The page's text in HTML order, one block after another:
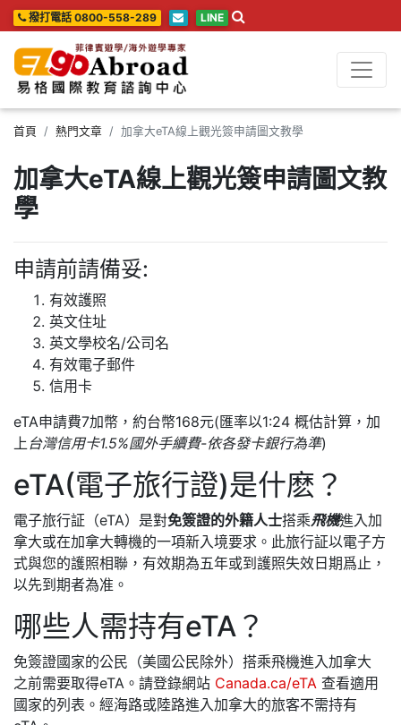
撥打電話 0800-558-289 LINE
首頁 熱門文章 加拿大eTA線上觀光簽申請圖文教學
加拿大eTA線上觀光簽申請圖文教
學
申請前請備妥:
有效護照
英文住址
英文學校名/公司名
有效電子郵件
信用卡
eTA申請費7加幣，約台幣168元(匯率以1:24 概估計算，加
上 台灣信用卡1.5%國外手續費-依各發卡銀行為準)
eTA(電子旅行證)是什麽？
電子旅行証（eTA）是對免簽證的外籍人士搭乘飛機進入加
拿大或在加拿大轉機的一項新入境要求。此旅行証以電子方
式與您的護照相聯，有效期為五年或到護照失效日期爲止，
以先到期者為准。
哪些人需持有eTA？
免簽證國家的公民（美國公民除外）搭乘飛機進入加拿大
之前需要取得eTA。請登錄網站 Canada.ca/eTA 查看適用
國家的列表。經海路或陸路進入加拿大的旅客不需持有